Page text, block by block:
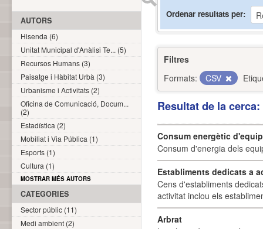
Ordenar resultats per
Filtres
Formats:
CSV
Resultat de la
Consum energètic
Consum d'energia dels
Establiments dedicats a
Cens d'establiments
activitat inclou els
Arbrat
AUTORS
Hisenda (6)
Unitat Municipal d'Anàlisi Te... (5)
Recursos Humans (3)
Paisatge i Hàbitat Urbà (3)
Urbanisme i Activitats (2)
Oficina de Comunicació, Docum...
(2)
Estadística (2)
Mobiliat i Via Pública (1)
Esports (1)
Cultura (1)
MOSTRAR MÉS AUTORS
CATEGORIES
Sector públic (11)
Medi ambient (2)